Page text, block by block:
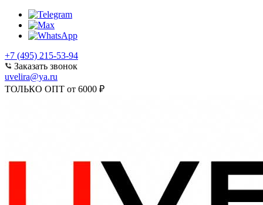
+7 (495) 215-53-94
Заказать звонок
uvelira@ya.ru
ТОЛЬКО ОПТ от 6000 ₽